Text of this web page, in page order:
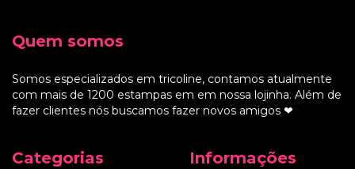
Quem somos
Somos especializados em tricoline, contamos atualmente
com mais de 1200 estampas em em nossa lojinha. Além de
fazer clientes nós buscamos fazer novos amigos ❤
Categorias Informações